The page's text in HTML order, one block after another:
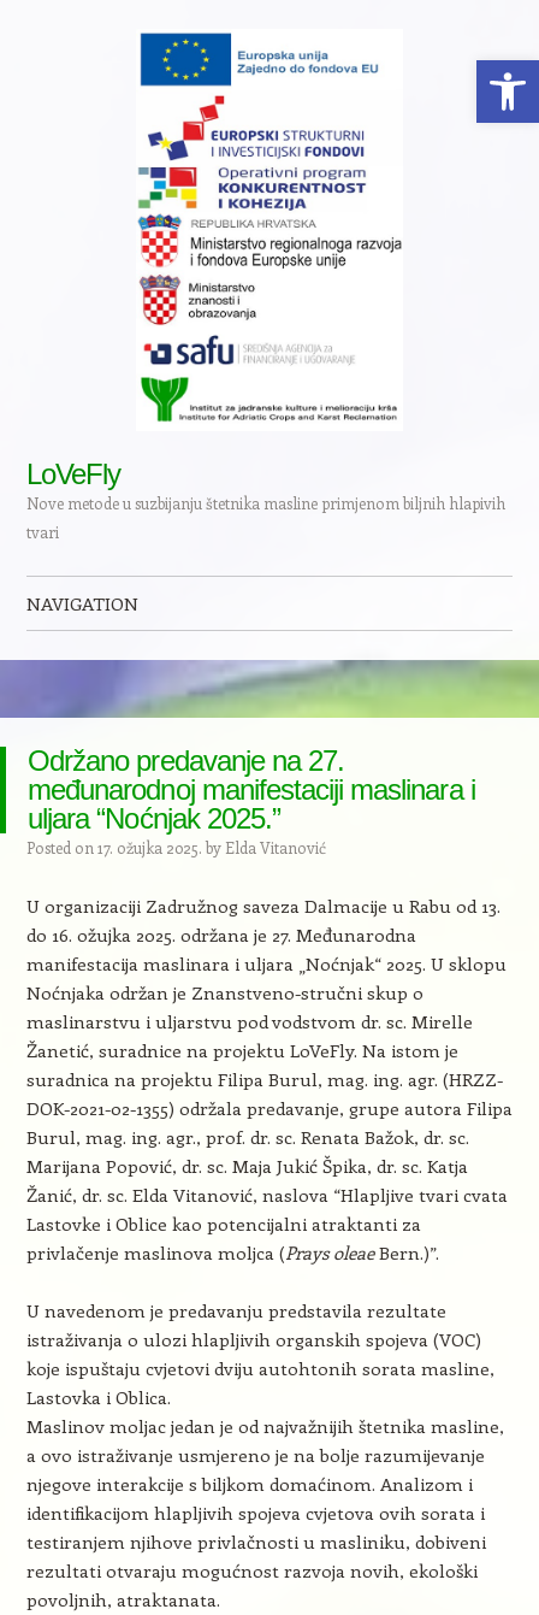
LoVeFly
Nove metode u suzbijanju štetnika masline primjenom biljnih hlapivih
tvari
NAVIGATION
Održano predavanje na 27.
međunarodnoj manifestaciji maslinara i
uljara “Noćnjak 2025.”
Posted on 17. ožujka 2025. by Elda Vitanović
U organizaciji Zadružnog saveza Dalmacije u Rabu od 13.
do 16. ožujka 2025. održana je 27. Međunarodna
manifestacija maslinara i uljara „Noćnjak“ 2025. U sklopu
Noćnjaka održan je Znanstveno-stručni skup o
maslinarstvu i uljarstvu pod vodstvom dr. sc. Mirelle
Žanetić, suradnice na projektu LoVeFly. Na istom je
suradnica na projektu Filipa Burul, mag. ing. agr. (HRZZ-
DOK-2021-02-1355) održala predavanje, grupe autora Filipa
Burul, mag. ing. agr., prof. dr. sc. Renata Bažok, dr. sc.
Marijana Popović, dr. sc. Maja Jukić Špika, dr. sc. Katja
Žanić, dr. sc. Elda Vitanović, naslova “Hlapljive tvari cvata
Lastovke i Oblice kao potencijalni atraktanti za
privlačenje maslinova moljca (Prays oleaeBern.)”.
U navedenom je predavanju predstavila rezultate
istraživanja o ulozi hlapljivih organskih spojeva (VOC)
koje ispuštaju cvjetovi dviju autohtonih sorata masline,
Lastovka i Oblica.
Maslinov moljac jedan je od najvažnijih štetnika masline,
a ovo istraživanje usmjereno je na bolje razumijevanje
njegove interakcije s biljkom domaćinom. Analizom i
identifikacijom hlapljivih spojeva cvjetova ovih sorata i
testiranjem njihove privlačnosti u masliniku, dobiveni
rezultati otvaraju mogućnost razvoja novih, ekološki
povoljnih, atraktanata.